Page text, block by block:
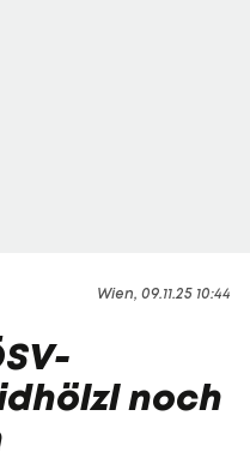
Wien, 09.11.25 10:44
noch